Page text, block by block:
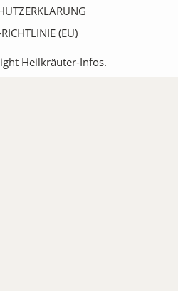
(EU)
Heilkräuter-Infos.